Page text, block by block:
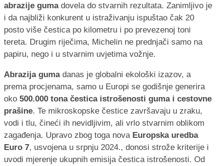
abrazije gumadovela do stvarnih rezultata. Zanimljivo je
i da najbliži konkurent u istraživanju ispuštao čak 20
posto više čestica po kilometru i po prevezenoj toni
tereta. Drugim riječima, Michelin ne prednjači samo na
papiru, nego i u stvarnim uvjetima vožnje.
Abrazija gumadanas je globalni ekološki izazov, a
prema procjenama, samo u Europi se godišnje generira
oko 500.000 tona čestica istrošenosti guma i cestovne
prašine. Te mikroskopske čestice završavaju u zraku,
vodi i tlu, čineći ih nevidljivim, ali vrlo stvarnim oblikom
zagađenja. Upravo zbog toga nova Europska uredba
Euro 7, usvojena u srpnju 2024., donosi strože kriterije i
uvodi mjerenje ukupnih emisija čestica istrošenosti. Od